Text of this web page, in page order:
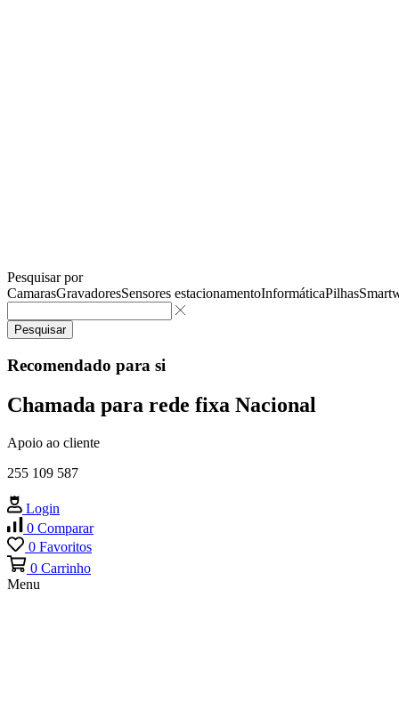
Pesquisar por
CamarasGravadoresSensores estacionamentoInformáticaPilhas
Pesquisar
Recomendado para si
Chamada para rede fixa Nacional
Apoio ao cliente
255 109 587
Login
0 Comparar
0 Favoritos
0 Carrinho
Menu